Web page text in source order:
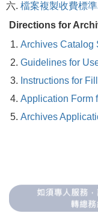
檔案複製收費標
Directions for
Archives Catalog
Guidelines for
Instructions for
Application Form
Archives